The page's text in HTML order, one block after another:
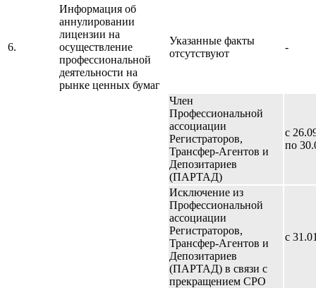
6.
Информация об
аннулировании
лицензии на
осуществление
профессиональной
деятельности на
рынке ценных бумаг
Указанные факты
отсутствуют
-
Член
Профессиональной
ассоциации
Регистраторов,
Трансфер-Агентов и
Депозитариев
(ПАРТАД)
с
по
Исключение из
Профессиональной
ассоциации
Регистраторов,
Трансфер-Агентов и
Депозитариев
(ПАРТАД) в связи с
прекращением СРО
с